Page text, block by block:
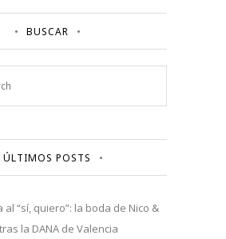
BUSCAR
ÚLTIMOS POSTS
al “sí, quiero”: la boda de Nico &
la DANA de Valencia